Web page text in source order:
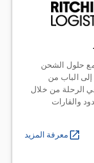
حلول الشحن
إلى الباب من
الرحلة من خلال
والقارات
معرفة المزيد